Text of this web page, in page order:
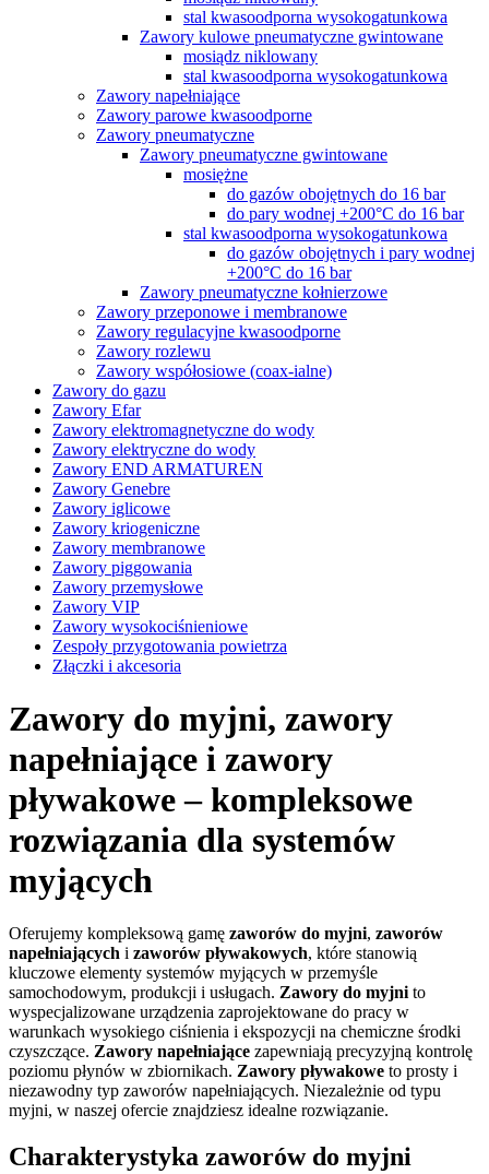
stal kwasoodporna wysokogatunkowa
Zawory kulowe pneumatyczne gwintowane
mosiądz niklowany
stal kwasoodporna wysokogatunkowa
Zawory napełniające
Zawory parowe kwasoodporne
Zawory pneumatyczne
Zawory pneumatyczne gwintowane
mosiężne
do gazów obojętnych do 16 bar
do pary wodnej +200°C do 16 bar
stal kwasoodporna wysokogatunkowa
do gazów obojętnych i pary wodnej
+200°C do 16 bar
Zawory pneumatyczne kołnierzowe
Zawory przeponowe i membranowe
Zawory regulacyjne kwasoodporne
Zawory rozlewu
Zawory współosiowe (coax-ialne)
Zawory do gazu
Zawory Efar
Zawory elektromagnetyczne do wody
Zawory elektryczne do wody
Zawory END ARMATUREN
Zawory Genebre
Zawory iglicowe
Zawory kriogeniczne
Zawory membranowe
Zawory piggowania
Zawory przemysłowe
Zawory VIP
Zawory wysokociśnieniowe
Zespoły przygotowania powietrza
Złączki i akcesoria
Zawory do myjni, zawory
napełniające i zawory
pływakowe – kompleksowe
rozwiązania dla systemów
myjących
Oferujemy kompleksową gamę zaworów do myjni, zaworów
napełniających i zaworów pływakowych, które stanowią
kluczowe elementy systemów myjących w przemyśle
samochodowym, produkcji i usługach. Zawory do myjnito
wyspecjalizowane urządzenia zaprojektowane do pracy w
warunkach wysokiego ciśnienia i ekspozycji na chemiczne środki
czyszczące. Zawory napełniające zapewniają precyzyjną kontrolę
poziomu płynów w zbiornikach. Zawory pływakowe to prosty i
niezawodny typ zaworów napełniających. Niezależnie od typu
myjni, w naszej ofercie znajdziesz idealne rozwiązanie.
Charakterystyka zaworów do myjni